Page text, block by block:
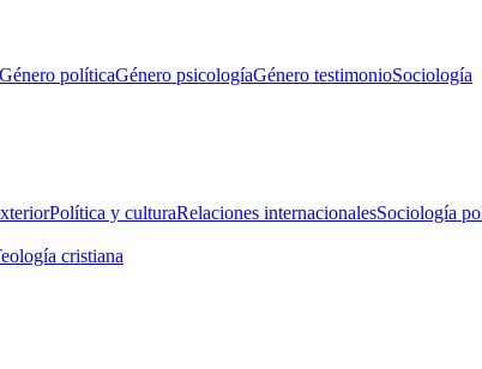
Género políticaGénero psicologíaGénero testimonioSociología
Política y culturaRelaciones internacionalesSociología
cristiana